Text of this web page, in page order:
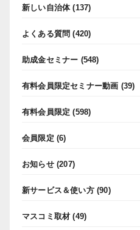
新しい自治体(137)
よくある質問 (420)
助成金セミナー (548)
有料会員限定セミナー動画 (39)
有料会員限定 (598)
会員限定 (6)
お知らせ(207)
新サービス＆使い方(90)
マスコミ取材 (49)